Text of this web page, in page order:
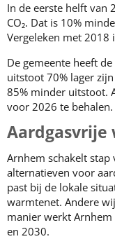
In de eerste helft van
CO₂. Dat is 10%
Vergeleken met 2018
De gemeente heeft
uitstoot 70% lager
85% minder uitstoot.
voor 2026 te behalen.
Aardgasvrije
Arnhem schakelt
alternatieven voor
past bij de lokale
warmtenet. Andere
manier werkt
en 2030.